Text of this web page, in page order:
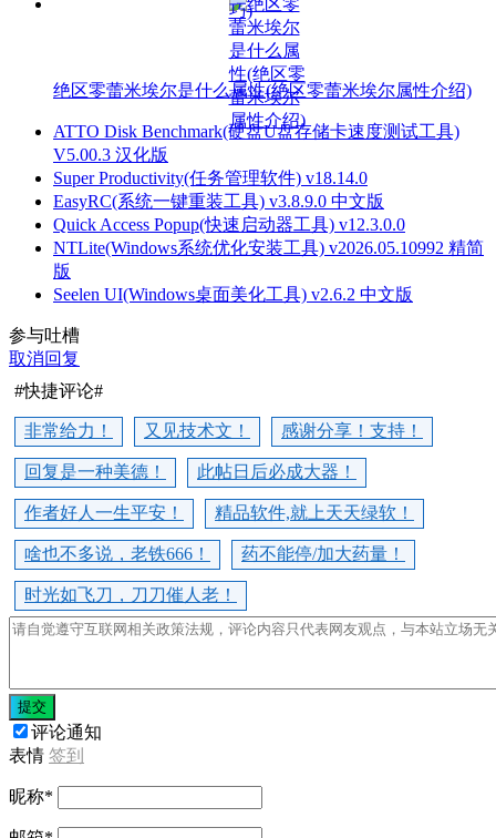
绝区零蕾米埃尔是什么属性(绝区零蕾米埃尔属性介绍)
ATTO Disk Benchmark(硬盘U盘存储卡速度测试工具)
V5.00.3 汉化版
Super Productivity(任务管理软件) v18.14.0
EasyRC(系统一键重装工具) v3.8.9.0 中文版
Quick Access Popup(快速启动器工具) v12.3.0.0
NTLite(Windows系统优化安装工具) v2026.05.10992 精简
版
Seelen UI(Windows桌面美化工具) v2.6.2 中文版
参与吐槽
取消回复
#快捷评论#
非常给力！ 又见技术文！ 感谢分享！支持！
回复是一种美德！ 此帖日后必成大器！
作者好人一生平安！ 精品软件,就上天天绿软！
啥也不多说，老铁666！ 药不能停/加大药量！
时光如飞刀，刀刀催人老！
提交
评论通知
表情 签到
昵称*